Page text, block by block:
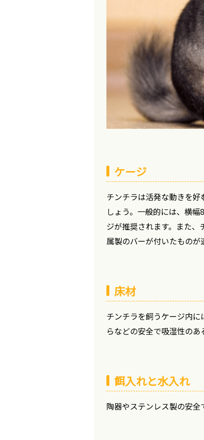
ケージ
チンチラは活発な動きを好
しょう。一般的には、横
ジが推奨されます。また
属製のバーが付いたものが
床材
チンチラを飼うケージ内
らなどの安全で吸湿性のあ
餌入れと水入れ
陶器やステンレス製の安全